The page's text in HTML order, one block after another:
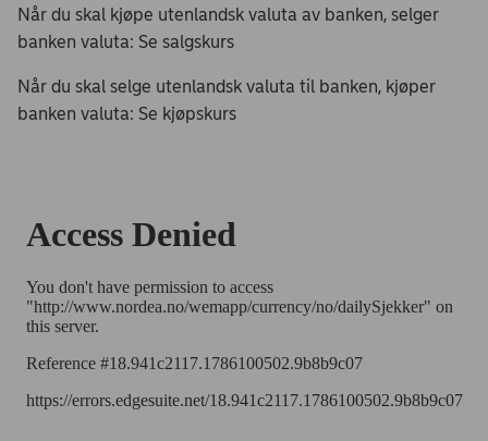
Når du skal kjøpe utenlandsk valuta av banken, selger
banken valuta: Se salgskurs
Når du skal selge utenlandsk valuta til banken, kjøper
banken valuta: Se kjøpskurs